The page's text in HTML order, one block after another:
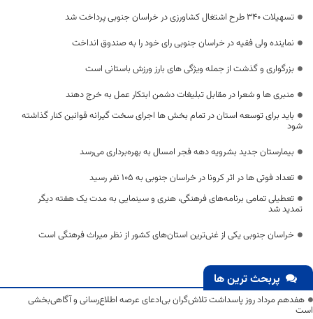
تسهیلات 340 طرح اشتغال کشاورزی در خراسان جنوبی پرداخت شد
نماینده ولی فقیه در خراسان جنوبی رای خود را به صندوق انداخت
بزرگواری و گذشت از جمله ویژگی های بارز ورزش باستانی است
منبری ها و شعرا در مقابل تبلیغات دشمن ابتکار عمل به خرج دهند
باید برای توسعه استان در تمام بخش ها اجرای سخت گیرانه قوانین کنار گذاشته
شود
بیمارستان جدید بشرویه دهه فجر امسال به بهره‌برداری می‌رسد
تعداد فوتی ها در اثر کرونا در خراسان جنوبی به 105 نفر رسید
تعطیلی تمامی برنامه‌های فرهنگی، هنری و سینمایی به مدت یک هفته دیگر
تمدید شد
خراسان جنوبی یکی از غنی‌ترین استان‌های کشور از نظر میراث فرهنگی است
پربحث ترین ها
هفدهم مرداد روز پاسداشت تلاش‌گران بی‌ادعای عرصه اطلاع‌رسانی و آگاهی‌بخشی
است